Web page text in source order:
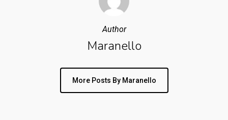
Author
Maranello
More Posts By Maranello